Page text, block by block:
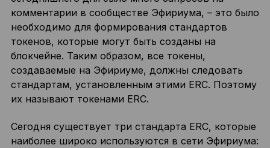
комментарии в сообществе Эфириума, – это было
необходимо для формирования стандартов
токенов, которые могут быть созданы на
блокчейне. Таким образом, все токены,
создаваемые на Эфириуме, должны следовать
стандартам, установленным этими ERC. Поэтому
их называют токенами ERC.
Сегодня существует три стандарта ERC, которые
наиболее широко используются в сети Эфириума: